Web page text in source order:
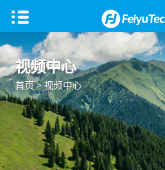
手机稳定器
飞宇蝎子Mini 3手机版
飞宇VB 4
飞宇蝎子-Mini P
微单单反稳定器
飞宇蝎子-C 2
飞宇蝎子3
云台相机
Feiyu Pocket 3
飞宇无人机
视频中心
首页> 视频中心